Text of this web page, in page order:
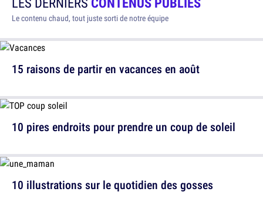
Le contenu chaud, tout juste sorti de notre équipe
15 raisons de partir en vacances en août
10 illustrations sur le quotidien des gosses
10 pires endroits pour prendre un coup de soleil